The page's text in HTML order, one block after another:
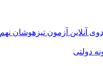
آنلاین آزمون تیزهوشان نهم
دولتی